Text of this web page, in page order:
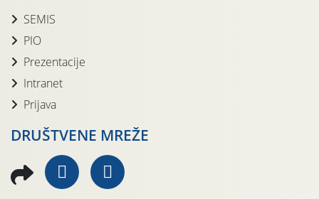
SEMIS
PIO
Prezentacije
Intranet
Prijava
DRUŠTVENE MREŽE